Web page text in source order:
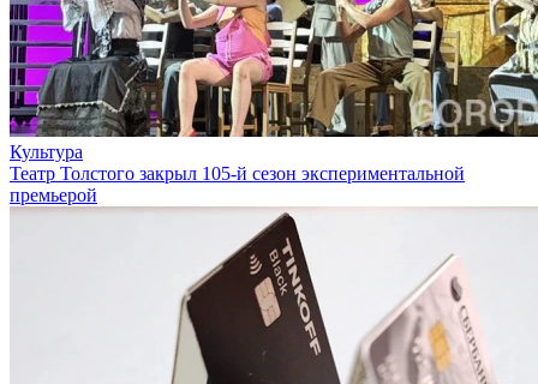
Культура
Театр Толстого закрыл 105-й сезон экспериментальной
премьерой